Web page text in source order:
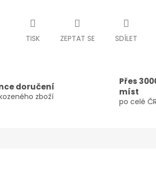
TISK ZEPTAT SE SDÍLET
doručení
zboží
Přes
míst
po celé